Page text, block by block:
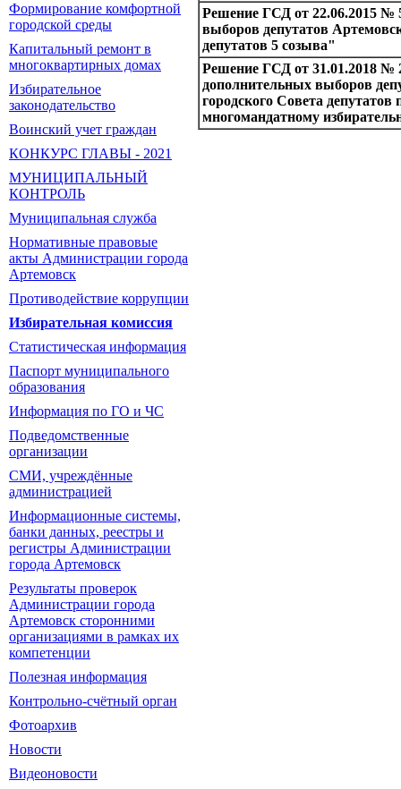
Формирование комфортной
городской среды
Капитальный ремонт в
многоквартирных домах
Избирательное
законодательство
Воинский учет граждан
КОНКУРС ГЛАВЫ - 2021
МУНИЦИПАЛЬНЫЙ
КОНТРОЛЬ
Муниципальная служба
Нормативные правовые
акты Администрации города
Артемовск
Противодействие коррупции
Избирательная комиссия
Статистическая информация
Паспорт муниципального
образования
Информация по ГО и ЧС
Подведомственные
организации
СМИ, учреждённые
администрацией
Информационные системы,
банки данных, реестры и
регистры Администрации
города Артемовск
Результаты проверок
Администрации города
Артемовск сторонними
организациями в рамках их
компетенции
Полезная информация
Контрольно-счётный орган
Фотоархив
Новости
Видеоновости
Решение ГСД от 22.06.2015 №
выборов депутатов
депутатов 5 созыва"
Решение ГСД от 31.01.2018 №
дополнительных выборов
городского Совета депутатов
многомандатному